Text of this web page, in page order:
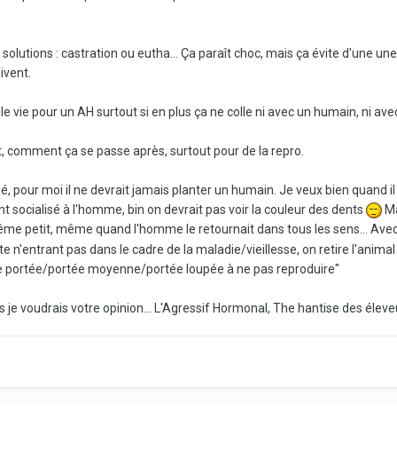
: castration ou eutha... Ça paraît choc, mais ça évite d'une
vie pour un AH surtout si en plus ça ne colle ni avec un humain, ni
ça se passe après, surtout pour de la repro.
pour moi il ne devrait jamais planter un humain. Je veux bien
socialisé à l'homme, bin on devrait pas voir la couleur des dents
petit, même quand l'homme le retournait dans tous les sens...
n'entrant pas dans le cadre de la maladie/vieillesse, on retire
portée/portée moyenne/portée loupée à ne pas reproduire"
je voudrais votre opinion... L'Agressif Hormonal, The hantise des